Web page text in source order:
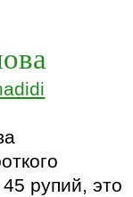
рупий, это